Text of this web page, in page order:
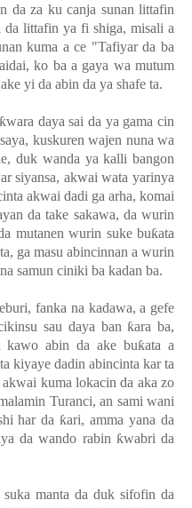
da za ku canja sunan littafin
da littafin ya fi shiga, misali a
kuma a ce "Tafiyar da ba
ko ba a gaya wa mutum
yi da abin da ya shafe ta.
ƙwara daya sai da ya gama cin
kuskuren wajen nuna wa
duk wanda ya kalli bangon
siyansa, akwai wata yarinya
akwai dadi ga arha, komai
da take sakawa, da wurin
mutanen wurin suke buƙata
ga masu abincinnan a wurin
samun ciniki ba kadan ba.
fanka na kadawa, a gefe
sau daya ban ƙara ba,
kawo abin da ake buƙata a
kiyaye dadin abincinta kar ta
kuma lokacin da aka zo
Turanci, an sami wani
har da ƙari, amma yana da
da wando rabin ƙwabri da
manta da duk sifofin da